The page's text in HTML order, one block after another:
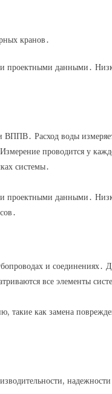
кранов․
проектными данными․
ВППВ․ Расход воды
проводится у
системы․
проектными данными․
и соединениях․
все элементы
такие как замена